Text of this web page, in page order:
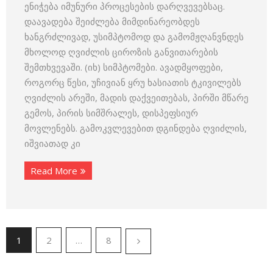
ენიჭება იმუნური პროცესების დარღვევებსაც.
დაავადება შეიძლება მიმდინარეობდეს
ხანგრძლივად, უსიმპტომოდ და გამომჟღანვნდეს
მხოლოდ ღვიძლის ციროზის განვითარების
შემთხვევაში. (იხ) სიმპტომები. ავადმყოფები,
როგორც წესი, უჩივიან ყრუ ხასიათის ტკივილებს
ღვიძლის არეში, მადის დაქვეითებას, პირში მწარე
გემოს, პირის სიმშრალეს, დისპეფსიურ
მოვლენებს. გამოკვლევებით დგინდება ღვიძლის,
იშვიათად კი
Read More
1 2 … 8